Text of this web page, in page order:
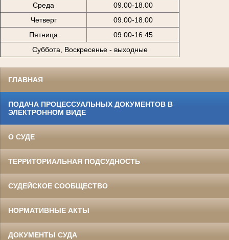
Среда
09.00-18.00
Четверг
09.00-18.00
Пятница
09.00-16.45
Суббота, Воскресенье - выходные
ГЛАВНАЯ
ПОДАЧА ПРОЦЕССУАЛЬНЫХ ДОКУМЕНТОВ В
ЭЛЕКТРОННОМ ВИДЕ
О СУДЕ
ТЕРРИТОРИАЛЬНАЯ ПОДСУДНОСТЬ
СУДЕЙСКОЕ СООБЩЕСТВО
НОРМАТИВНЫЕ АКТЫ
ДОКУМЕНТЫ СУДА